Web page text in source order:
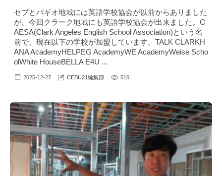
セブとバギオ地域には英語学校協会が以前からありました
が、今回クラーク地域にも英語学校協会が出来ました。C
AESA(Clark Angeles English School Association)という名
前で、現在以下の学校が加盟しています。TALK CLARKH
ANA AcademyHELPEG AcademyWE AcademyWeise Scho
olWhite HouseBELLA E4U ...
2025-12-27 CEBU21編集部 510